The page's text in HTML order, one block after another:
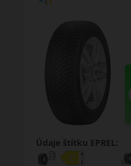
Údaje štítku EPREL: